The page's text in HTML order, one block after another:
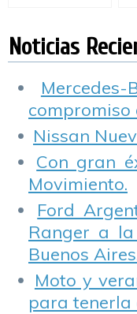
Fundación de
Empresa Groupe
Renault – Facultad
Económicas UBA
Noticias
compromiso
Nissan
Con gran
Movimiento.
Ford
Ranger a
Buenos
Moto y
para tenerla